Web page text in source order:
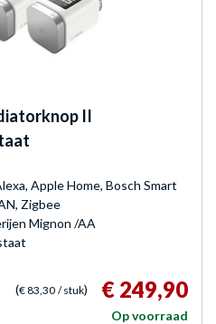
II
Apple Home, Bosch Smart
Zigbee
Mignon /AA
(€ 83,30 / stuk) € 249,90
Op voorraad